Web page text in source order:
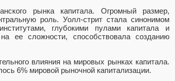
рынка капитала. Огромный размер,
роль. Уолл-стрит стала синонимом
глубокими пулами капитала и
ее сложности, способствовала созданию
влияния на мировых рынках капитала.
6% мировой рыночной капитализации.